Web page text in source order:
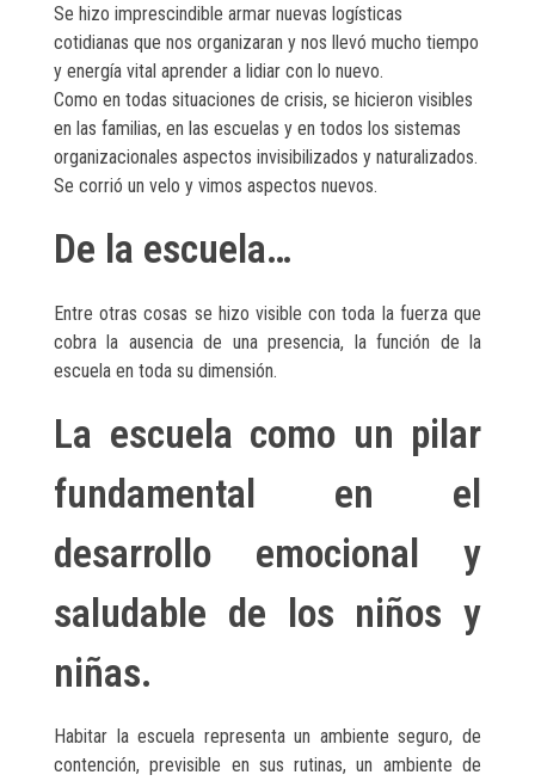
Se hizo imprescindible armar nuevas logísticas
cotidianas que nos organizaran y nos llevó mucho tiempo
y energía vital aprender a lidiar con lo nuevo.
Como en todas situaciones de crisis, se hicieron visibles
en las familias, en las escuelas y en todos los sistemas
organizacionales aspectos invisibilizados y naturalizados.
Se corrió un velo y vimos aspectos nuevos.
De la escuela…
Entre otras cosas se hizo visible con toda la fuerza que
cobra la ausencia de una presencia, la función de la
escuela en toda su dimensión.
La escuela como un pilar
fundamental en el
desarrollo emocional y
saludable de los niños y
niñas.
Habitar la escuela representa un ambiente seguro, de
contención, previsible en sus rutinas, un ambiente de